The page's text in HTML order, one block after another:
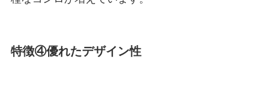
特徴④優れたデザイン性